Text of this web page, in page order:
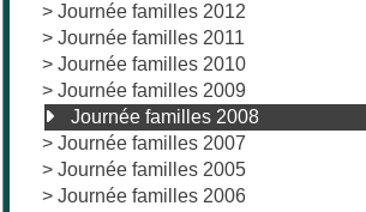
> Journée familles 2012
> Journée familles 2011
> Journée familles 2010
> Journée familles 2009
Journée familles 2008
> Journée familles 2007
> Journée familles 2005
> Journée familles 2006